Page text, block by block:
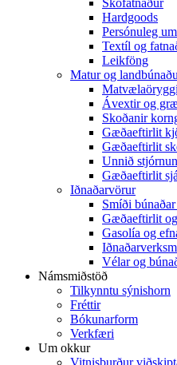
Skófatnaður
Hardgoods
Persónuleg
Textíl og
Leikföng
Matur og
Ávextir og
Skoðanir
Gæðaeftirlit
Gæðaeftirlit
Unnið
Gæðaeftirlit
Iðnaðarvörur
Smíði
Gæðaeftirlit
Gasolía og
Vélar og
Námsmiðstöð
Tilkynntu sýnishorn
Fréttir
Bókunarform
Verkfæri
Um okkur
Vitnisburður